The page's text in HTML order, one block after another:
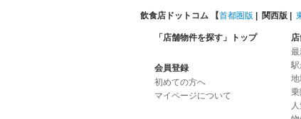
飲食店ドットコム 【首都圏版 関西版
「店舗物件を探す」トップ
会員登録
初めての方へ
マイページについて
駅
地
乗